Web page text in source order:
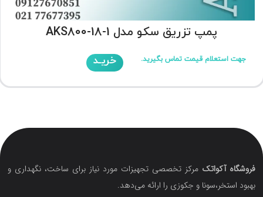
پمپ تزریق سکو مدل AKS800-18-1
جهت استعلام قیمت تماس بگیرید. خریـد
فروشگاه آکواتک مرکز تخصصی تجهیزات مورد نیاز برای ساخت، نگهداری و
بهبود استخر،سونا و جکوزی را ارائه می‌دهد.